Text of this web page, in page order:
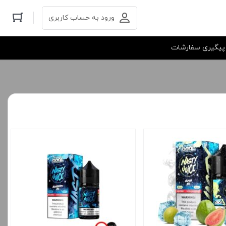
ورود به حساب کاربری
پیگیری سفارشات